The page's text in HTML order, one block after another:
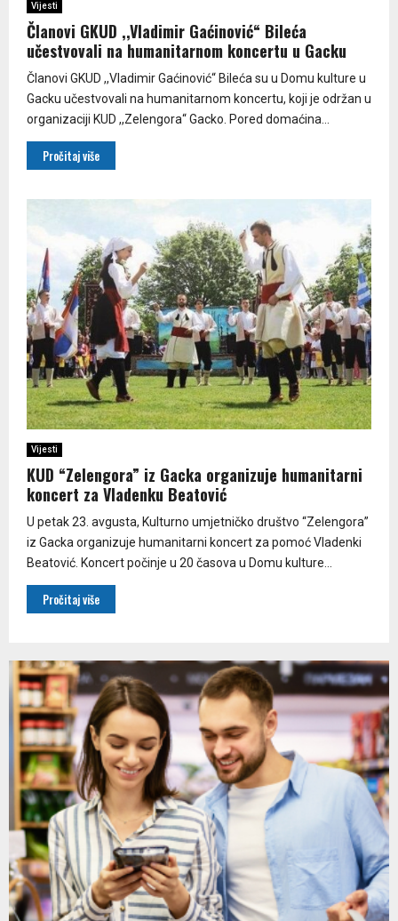
Vijesti
Članovi GKUD ,,Vladimir Gaćinović“ Bileća
učestvovali na humanitarnom koncertu u Gacku
Članovi GKUD ,,Vladimir Gaćinović“ Bileća su u Domu kulture u
Gacku učestvovali na humanitarnom koncertu, koji je održan u
organizaciji KUD ,,Zelengora“ Gacko. Pored domaćina...
Pročitaj više
Vijesti
KUD “Zelengora” iz Gacka organizuje humanitarni
koncert za Vladenku Beatović
U petak 23. avgusta, Kulturno umjetničko društvo “Zelengora”
iz Gacka organizuje humanitarni koncert za pomoć Vladenki
Beatović. Koncert počinje u 20 časova u Domu kulture...
Pročitaj više